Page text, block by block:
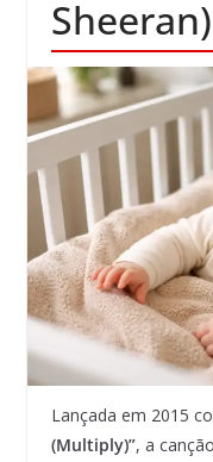
Sheeran)
Lançada em 2015
(Multiply)”, a canção